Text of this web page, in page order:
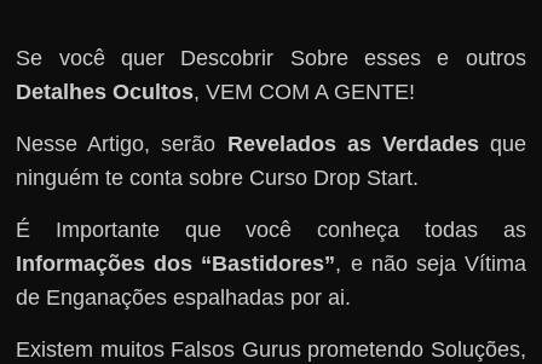
Se você quer Descobrir Sobre esses e outros
Detalhes Ocultos, VEM COM A GENTE!
Nesse Artigo, serão Revelados as Verdadesque
ninguém te conta sobre Curso Drop Start.
É Importante que você conheça todas as
Informações dos “Bastidores”, e não seja Vítima
de Enganações espalhadas por ai.
Existem muitos Falsos Gurus prometendo Soluções,